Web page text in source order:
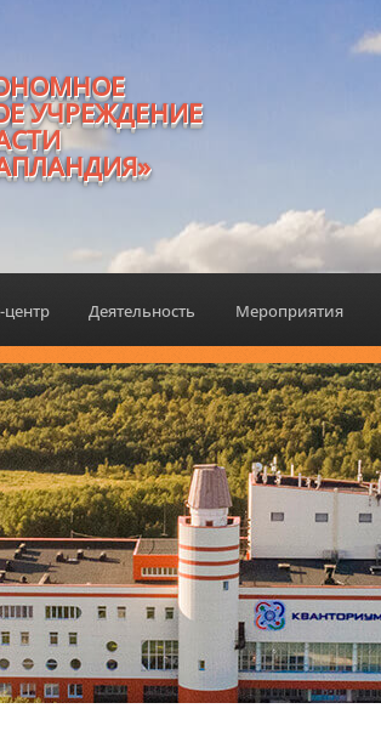
УЧРЕЖДЕНИЕ
центр Деятельность Мероприятия